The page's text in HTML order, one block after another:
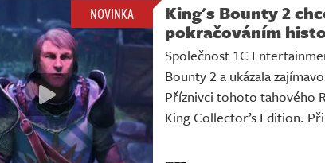
NOVINKA
King's Bounty 2
pokračováním
Společnost 1C
Bounty 2 a ukázala
Příznivci tohoto tahového
King Collector’s Edition.